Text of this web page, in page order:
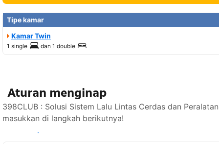
Tipe kamar
Kamar Twin
1 single dan 1 double
Aturan menginap
398CLUB : Solusi Sistem Lalu Lintas Cerdas dan
masukkan di langkah berikutnya!
Lihat ketersediaan